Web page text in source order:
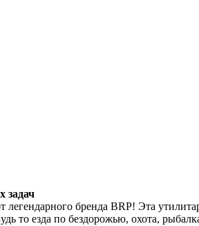
задач
бренда BRP! Эта
то езда по бездорожью, охота,